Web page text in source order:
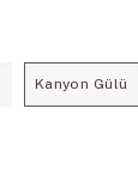
Kanyon Gülü